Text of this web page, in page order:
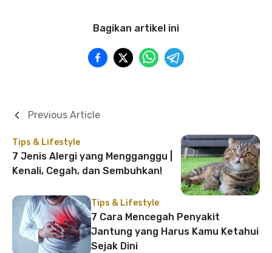
Bagikan artikel ini
Tips & Lifestyle
7 Jenis Alergi yang Mengganggu |
Kenali, Cegah, dan Sembuhkan!
Previous Article
Tips & Lifestyle
7 Cara Mencegah Penyakit
Jantung yang Harus Kamu Ketahui
Sejak Dini